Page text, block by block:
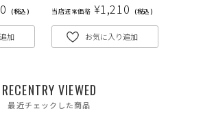
税込
加
当店通常価格 ¥1,210 税込
お気に入り追加
RECENTRY VIEWED
最近チェックした商品